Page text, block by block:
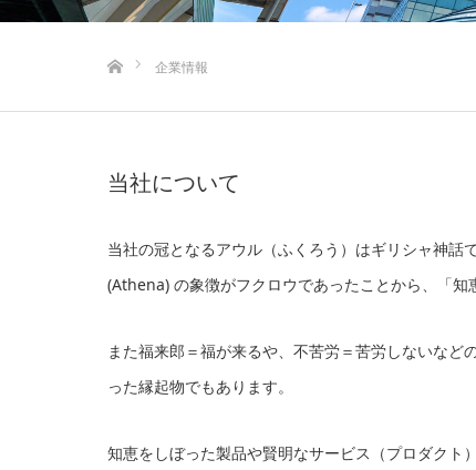
企業情報
当社について
当社の冠となるアウル（ふくろう）はギリシャ神
(Athena) の象徴がフクロウであったことから、「知
また福来郎＝福が来るや、不苦労＝苦労しないな
った縁起物でもあります。
知恵をしぼった製品や賢明なサービス（プロダクト